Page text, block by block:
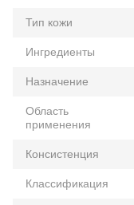
Тип кожи
Ингредиенты
Назначение
Область
применения
Консистенция
Классификация